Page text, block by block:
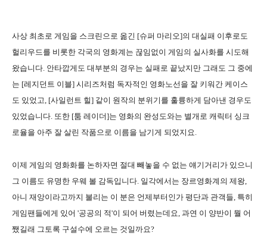
사상 최초로 게임을 스크린으로 옮긴 [슈퍼 마리오]의 대실패 이후로도
헐리우드를 비롯한 각국의 영화계는 끊임없이 게임의 실사화를 시도해
왔습니다. 안타깝게도 대부분의 경우는 실패로 끝났지만 그래도 그 중에
는 [레지던트 이블] 시리즈처럼 독자적인 영화노선을 잘 키워간 케이스
도 있었고, [사일런트 힐] 같이 원작의 분위기를 훌륭하게 담아낸 경우도
있었습니다. 또한 [툼 레이더]는 영화의 완성도와는 별개로 캐릭터 싱크
로율을 아주 잘 살린 작품으로 이름을 남기게 되었지요.
이제 게임의 영화화를 논하자면 절대 빼놓을 수 없는 얘기거리가 있으니
그 이름도 유명한 우웨 볼 감독입니다. 일각에서는 장르영화계의 제왕,
아니 재앙이라고까지 불리는 이 분은 언제부터인가 평단과 관객들, 특히
게임팬들에게 있어 '공공의 적'이 되어 버렸는데요, 과연 이 양반이 뭘 어
쨌길래 그토록 구설수에 오르는 것일까요?